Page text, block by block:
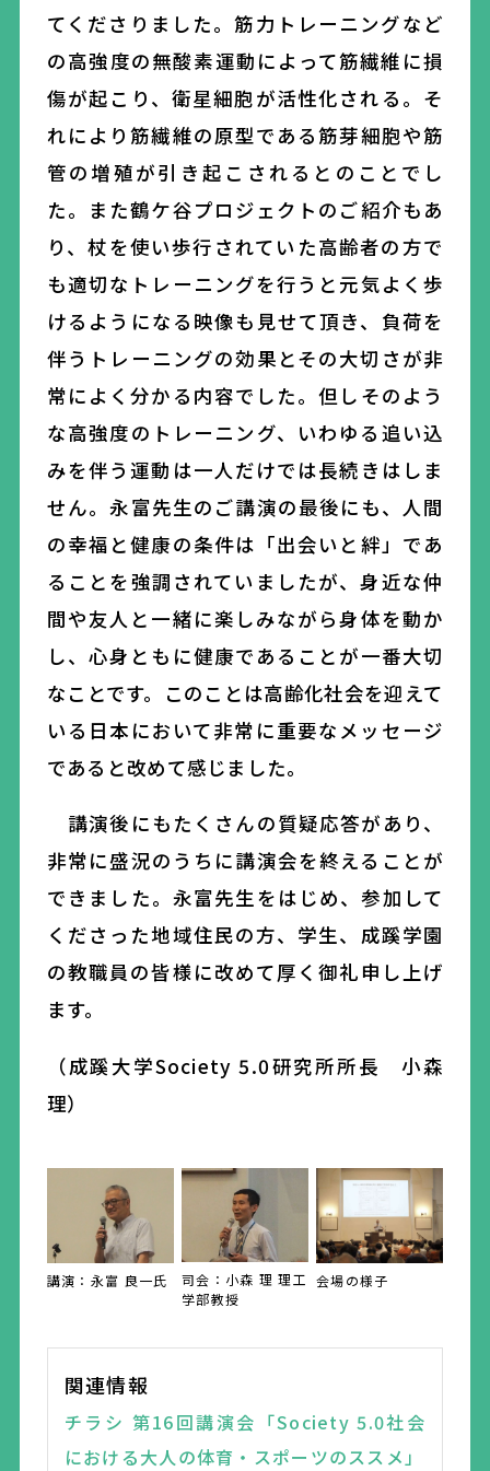
てくださりました。筋力トレーニングなど
の高強度の無酸素運動によって筋繊維に損
傷が起こり、衛星細胞が活性化される。 そ
れにより筋繊維の原型である筋芽細胞や筋
管の増殖が引き起こされるとのことでし
た。また鶴ケ谷プロジェクトのご紹介もあ
り、杖を使い歩行されていた高齢者の方で
も適切なトレーニングを行うと元気よく歩
けるようになる映像も見せて頂き、負荷を
伴うトレーニングの効果とその大切さが非
常によく分かる内容でした。但しそのよう
な高強度のトレーニング、いわゆる追い込
みを伴う運動は一人だけでは長続きはしま
せん。永富先生のご講演の最後にも、人間
の幸福と健康の条件は「出会いと絆」であ
ることを強調されていましたが、身近な仲
間や友人と一緒に楽しみながら身体を動か
し、心身ともに健康であることが一番大切
なことです。このことは高齢化社会を迎えて
いる日本において非常に重要な メッセージ
であると改めて感じました。
講演後にもたくさんの質疑応答があり、
非常に盛況のうちに講演会を終えることが
できました。永富先生をはじめ、参加して
くださった地域住民の方、学生、成蹊学園
の教職員の皆様に改めて厚く御礼申し上げ
ます。
（成蹊大学Society 5.0研究所所長 小森
理）
講演：永富 良一氏
司会：小森 理 理工
学部教授
会場の様子
関連情報
チラシ 第16回講演会「Society 5.0社会
における大人の体育・スポーツのススメ」